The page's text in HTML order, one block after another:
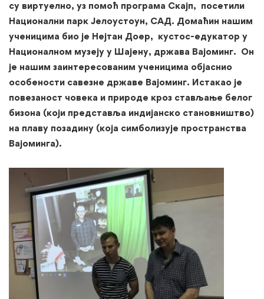
ЈЕЛОУСТОУН
(САД)
су виртуелно, уз помоћ програма Скајп, посетили
Национални парк Јелоустоун, САД. Домаћин нашим
ученицима био је Нејтан Доер, кустос-едукатор у
Националном музеју у Шајену, држава Вајоминг. Он
је нашим заинтересованим ученицима објаснио
особености савезне државе Вајоминг. Истакао је
повезаност човека и природе кроз стављање белог
бизона (који представља индијанско становништво)
на плаву позадину (која симболизује пространства
Вајоминга).